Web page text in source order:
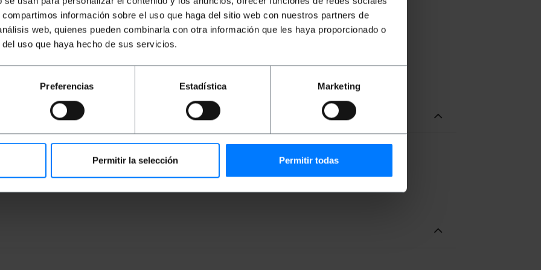
información sobre el uso que haga del sitio web con nuestros partners de
web, quienes pueden combinarla con otra información que les haya proporcionado o
uso que haya hecho de sus servicios.
Preferencias Estadística Marketing
Permitir la selección Permitir todas
portas USB Tipo A e B.
2.0 padrão.< /li>
ao conector USB-B macho.
x altura): 18.5 x 10.3 x 4.0 cm
4.0 cm